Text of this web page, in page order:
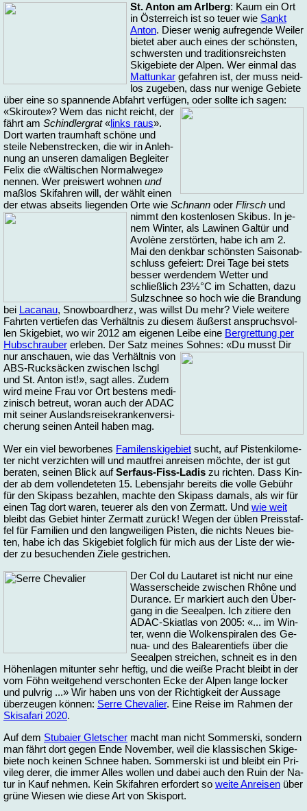
St. An­ton am Arl­berg: Kaum ein Ort
in Ös­ter­reich ist so teu­er wie Sankt
An­ton. Die­ser we­nig auf­re­gen­de Wei­ler
bie­tet aber auch ei­nes der schöns­ten,
schwers­ten und tra­di­ti­ons­reichs­ten
Ski­ge­bie­te der Al­pen. Wer ein­mal das
Mat­tun­kar ge­fah­ren ist, der muss neid­
los zu­ge­ben, dass nur we­ni­ge Ge­bie­te
über ei­ne so span­nen­de Ab­fahrt ver­fü­gen, oder soll­te ich sa­gen:
«Ski­rou­te»? Wem das nicht reicht, der
fährt am Schind­ler­grat«links raus».
Dort war­ten traum­haft schö­ne und
stei­le Ne­ben­stre­cken, die wir in An­leh­
nung an un­se­ren da­ma­li­gen Beglei­ter
Fe­lix die «Wäl­ti­schen Nor­mal­we­ge»
nen­nen. Wer preis­wert woh­nen und
maß­los Ski­fah­ren will, der wählt ei­nen
der et­was ab­seits lie­gen­den Or­te wie Schnann oder Flirsch und
nimmt den kos­ten­lo­sen Ski­bus. In je­
nem Win­ter, als La­wi­nen Gal­tür und
Avolè­ne zer­stör­ten, ha­be ich am 2.
Mai den denk­bar schöns­ten Sai­son­ab­
schluss ge­fei­ert: Drei Ta­ge bei stets
bes­ser wer­den­dem Wet­ter und
schließ­lich 23½°C im Schat­ten, da­zu
Sulz­schnee so hoch wie die Bran­dung
bei La­canau, Snow­board­herz, was willst Du mehr? Vie­le wei­te­re
Fahr­ten ver­tie­fen das Ver­hält­nis zu die­sem äu­ßerst an­spruchs­vol­
len Ski­ge­biet, wo wir 2012 am ei­ge­nen Lei­be ei­ne Berg­ret­tung per
Hub­schrau­ber er­le­ben. Der Satz mei­nes Soh­nes: «Du musst Dir
nur an­schau­en, wie das Ver­hält­nis von
ABS-Ruck­sä­cken zwi­schen Ischgl
und St. An­ton ist!», sagt al­les. Zu­dem
wird mei­ne Frau vor Ort bes­tens me­di­
zi­nisch be­treut, wor­an auch der ADAC
mit sei­ner Aus­lands­rei­se­kran­ken­ver­si­
che­rung sei­nen An­teil ha­ben mag.
Wer ein viel be­wor­be­nes Fa­mi­lens­ki­ge­biet sucht, auf Pis­ten­ki­lo­me­
ter nicht ver­zich­ten will und maut­frei an­rei­sen möch­te, der ist gut
be­ra­ten, sei­nen Blick aufSer­faus-Fiss-Ladis zu rich­ten. Dass Kin­
der ab dem vollen­de­te­ten 15. Le­bens­jahr be­reits die vol­le Ge­bühr
für den Ski­pass be­zah­len, mach­te den Ski­pass da­mals, als wir für
ei­nen Tag dort wa­ren, teue­rer als den von Zer­matt. Und wie weit
bleibt das Ge­biet hin­ter Zer­matt zu­rück! We­gen der üb­len Preis­staf­
fel für Fa­mi­li­en und den lang­wei­li­gen Pis­ten, die nichts Neu­es bie­
ten, ha­be ich das Ski­ge­biet folg­lich für mich aus der Lis­te der wie­
der zu be­su­chen­den Zie­le ge­stri­chen.
Der Col du Lau­ta­ret ist nicht nur ei­ne
Was­ser­schei­de zwi­schen Rhô­ne und
Du­ran­ce. Er mar­kiert auch den Über­
gang in die See­al­pen. Ich zi­tie­re den
ADAC-Ski­at­las von 2005: «... im Win­
ter, wenn die Wol­ken­spi­ra­len des Ge­
nua- und des Ba­lea­ren­tiefs über die
See­al­pen strei­chen, schneit es in den
Hö­hen­la­gen mit­un­ter sehr hef­tig, und die wei­ße Pracht bleibt in der
vom Föhn weit­ge­hend ver­schon­ten Ecke der Al­pen lan­ge lo­cker
und pulv­rig ...» Wir ha­ben uns von der Rich­tig­keit der Aus­sa­ge
über­zeu­gen kön­nen: Ser­re Che­va­lier. Ei­ne Rei­se im Rah­men der
Ski­sa­fa­ri 2020.
Auf dem Stu­bai­er Glet­scher macht man nicht Som­merski, son­dern
man fährt dort ge­gen En­de No­vem­ber, weil die klas­si­schen Ski­ge­
bie­te noch kei­nen Schnee ha­ben. Som­merski ist und bleibt ein Pri­
vi­leg de­rer, die im­mer Al­les wol­len und da­bei auch den Ruin der Na­
tur in Kauf neh­men. Kein Ski­fah­ren er­for­dert so wei­te An­rei­sen über
grü­ne Wie­sen wie die­se Art von Ski­sport.